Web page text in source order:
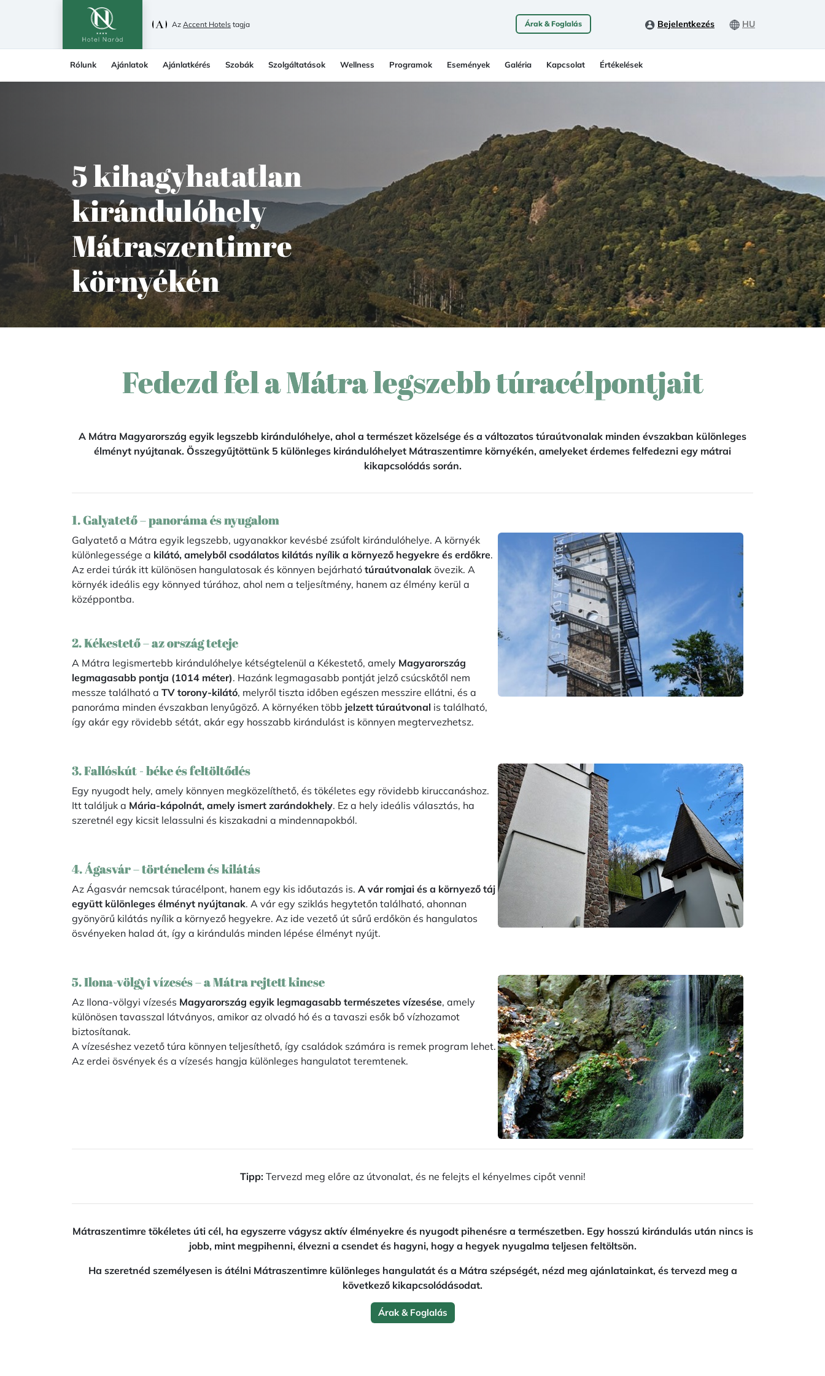
AzAccent Hotels tagja Árak & Foglalás Bejelentkezés HU
Rólunk Ajánlatok Ajánlatkérés Szobák Szolgáltatások Wellness Programok Események Galéria Kapcsolat Értékelések
5 kihagyhatatlan
kirándulóhely
Mátraszentimre
környékén
Fedezd fel a Mátra legszebb túracélpontjait
A Mátra Magyarország egyik legszebb kirándulóhelye, ahol a természet közelsége és a változatos túraútvonalak minden évszakban különleges
élményt nyújtanak. Összegyűjtöttünk 5 különleges kirándulóhelyet Mátraszentimre környékén, amelyeket érdemes felfedezni egy mátrai
kikapcsolódás során.
1. Galyatető – panoráma és nyugalom
Galyatető a Mátra egyik legszebb, ugyanakkor kevésbé zsúfolt kirándulóhelye. A környék
különlegessége a kilátó, amelyből csodálatos kilátás nyílik a környező hegyekre és erdőkre.
Az erdei túrák itt különösen hangulatosak és könnyen bejárható túraútvonalak övezik. A
környék ideális egy könnyed túrához, ahol nem a teljesítmény, hanem az élmény kerül a
középpontba.
2. Kékestető – az ország teteje
A Mátra legismertebb kirándulóhelye kétségtelenül a Kékestető, amely Magyarország
legmagasabb pontja (1014 méter). Hazánk legmagasabb pontját jelző csúcskőtől nem
messze található a TV torony-kilátó, melyről tiszta időben egészen messzire ellátni, és a
panoráma minden évszakban lenyűgöző. A környéken több jelzett túraútvonal is található,
így akár egy rövidebb sétát, akár egy hosszabb kirándulást is könnyen megtervezhetsz.
3. Fallóskút - béke és feltöltődés
Egy nyugodt hely, amely könnyen megközelíthető, és tökéletes egy rövidebb kiruccanáshoz.
Itt találjuk a Mária-kápolnát, amely ismert zarándokhely. Ez a hely ideális választás, ha
szeretnél egy kicsit lelassulni és kiszakadni a mindennapokból.
4. Ágasvár – történelem és kilátás
Az Ágasvár nemcsak túracélpont, hanem egy kis időutazás is. A vár romjai és a környező táj
együtt különleges élményt nyújtanak. A vár egy sziklás hegytetőn található, ahonnan
gyönyörű kilátás nyílik a környező hegyekre. Az ide vezető út sűrű erdőkön és hangulatos
ösvényeken halad át, így a kirándulás minden lépése élményt nyújt.
5. Ilona-völgyi vízesés – a Mátra rejtett kincse
Az Ilona-völgyi vízesés Magyarország egyik legmagasabb természetes vízesése, amely
különösen tavasszal látványos, amikor az olvadó hó és a tavaszi esők bő vízhozamot
biztosítanak.
A vízeséshez vezető túra könnyen teljesíthető, így családok számára is remek program lehet.
Az erdei ösvények és a vízesés hangja különleges hangulatot teremtenek.
Tipp: Tervezd meg előre az útvonalat, és ne felejts el kényelmes cipőt venni!
Mátraszentimre tökéletes úti cél, ha egyszerre vágysz aktív élményekre és nyugodt pihenésre a természetben. Egy hosszú kirándulás után nincs is
jobb, mint megpihenni, élvezni a csendet és hagyni, hogy a hegyek nyugalma teljesen feltöltsön.
Ha szeretnéd személyesen is átélni Mátraszentimre különleges hangulatát és a Mátra szépségét, nézd meg ajánlatainkat, és tervezd meg a
következő kikapcsolódásodat.
Árak & Foglalás